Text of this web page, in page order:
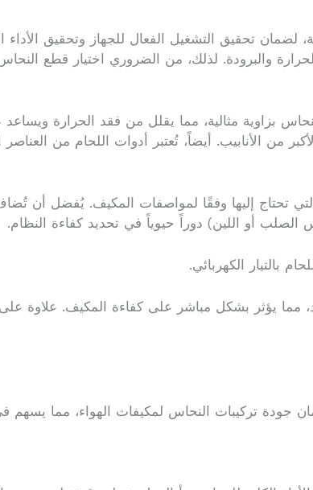
تحقيق التشغيل الفعال للجهاز وتحقيق الأداء
والبرودة. لذلك، من الضروري اختيار قطع
بزاوية مثالية، مما يقلل من فقد الحرارة
من الأنابيب. أيضاً، تُعتبر أدوات اللحام من
تحتاج إليها وفقًا لمواصفات المكيف. يُفضل أن
الصلب أو اللين) دوراً حيوياً في تحديد كفاءة النظام.
بالتيار الكهربائي.
مما يؤثر بشكل مباشر على كفاءة المكيف. علاوة
لضمان جودة تركيبات النحاس لمكيفات الهواء، مما